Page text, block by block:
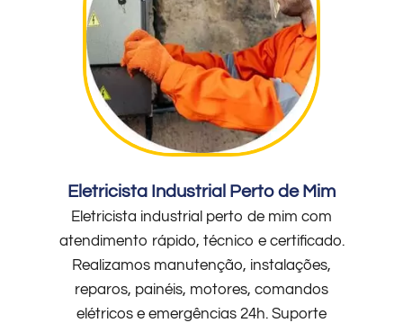
Eletricista Industrial Perto de Mim
Eletricista industrial perto de mim com
atendimento rápido, técnico e certificado.
Realizamos manutenção, instalações,
reparos, painéis, motores, comandos
elétricos e emergências 24h. Suporte